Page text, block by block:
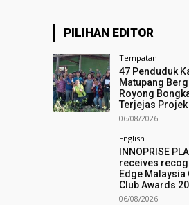
PILIHAN EDITOR
Tempatan
47 Penduduk
Matupang
Royong
Terjejas
06/08/2026
English
INNOPRISE
receives
Edge Malaysia
Club Awards
06/08/2026